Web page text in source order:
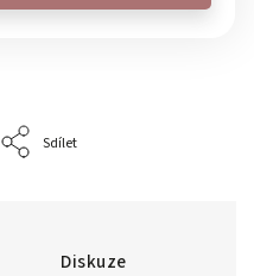
Sdílet
Diskuze